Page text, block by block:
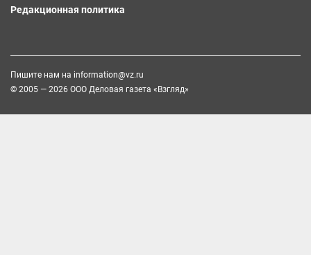
Редакционная политика
Пишите нам на information@vz.ru
© 2005 — 2026 ООО Деловая газета «Взгляд»